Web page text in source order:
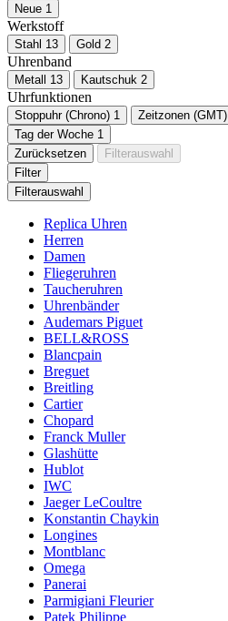
Neue 1
Werkstoff
Stahl 13 Gold 2
Uhrenband
Metall 13 Kautschuk 2
Uhrfunktionen
Stoppuhr (Chrono) 1 Zeitzonen (GMT)
Tag der Woche 1
Zurücksetzen
Filterauswahl
Filter
Filterauswahl
Replica Uhren
Herren
Damen
Fliegeruhren
Taucheruhren
Uhrenbänder
Audemars Piguet
BELL&ROSS
Blancpain
Breguet
Breitling
Cartier
Chopard
Franck Muller
Glashütte
Hublot
IWC
Jaeger LeCoultre
Konstantin Chaykin
Longines
Montblanc
Omega
Panerai
Parmigiani Fleurier
Patek Philippe